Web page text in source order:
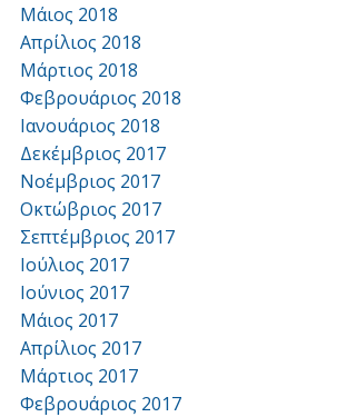
Μάιος 2018
Απρίλιος 2018
Μάρτιος 2018
Φεβρουάριος 2018
Ιανουάριος 2018
Δεκέμβριος 2017
Νοέμβριος 2017
Οκτώβριος 2017
Σεπτέμβριος 2017
Ιούλιος 2017
Ιούνιος 2017
Μάιος 2017
Απρίλιος 2017
Μάρτιος 2017
Φεβρουάριος 2017